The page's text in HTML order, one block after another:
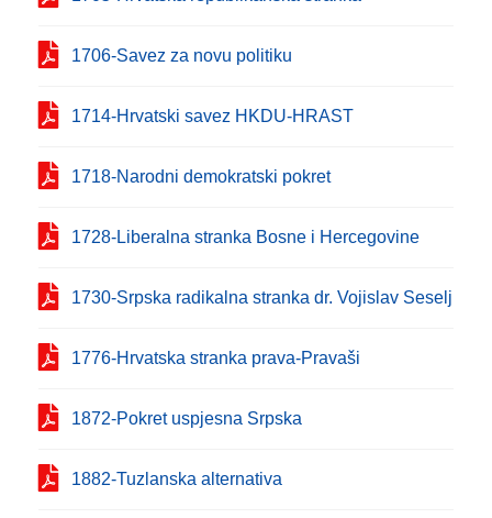
1706-Savez za novu politiku
1714-Hrvatski savez HKDU-HRAST
1718-Narodni demokratski pokret
1728-Liberalna stranka Bosne i Hercegovine
1730-Srpska radikalna stranka dr. Vojislav Seselj
1776-Hrvatska stranka prava-Pravaši
1872-Pokret uspjesna Srpska
1882-Tuzlanska alternativa